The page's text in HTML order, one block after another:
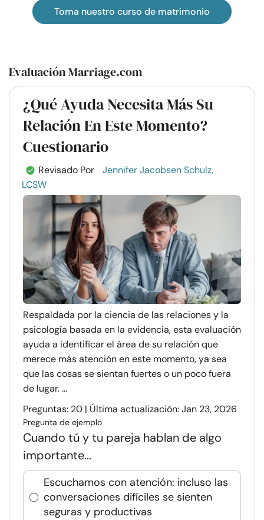
Toma nuestro curso de matrimonio
Evaluación Marriage.com
¿Qué Ayuda Necesita Más Su
Relación En Este Momento?
Cuestionario
Revisado Por
Jennifer Jacobsen Schulz,
LCSW
Respaldada por la ciencia de las relaciones y la
psicología basada en la evidencia, esta evaluación
ayuda a identificar el área de su relación que
merece más atención en este momento, ya sea
que las cosas se sientan fuertes o un poco fuera
de lugar. ...
Preguntas: 20 | Última actualización: Jan 23, 2026
Pregunta de ejemplo
Cuando tú y tu pareja hablan de algo
importante...
Escuchamos con atención: incluso las
conversaciones difíciles se sienten
seguras y productivas